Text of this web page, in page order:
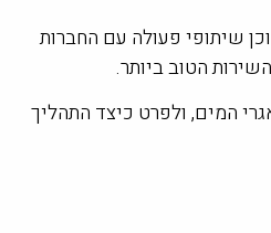
שיתופי פעולה עם החברות
הטוב ביותר.
המים, ולפרט כיצד התהליך